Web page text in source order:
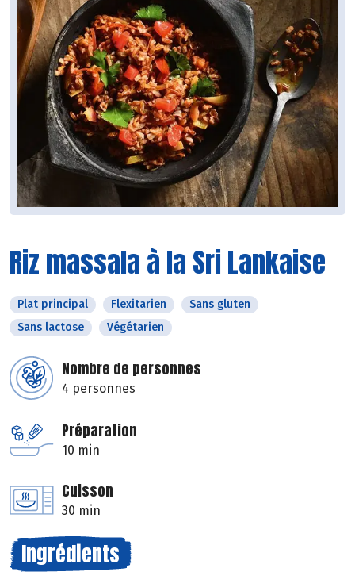
Riz massala à la Sri Lankaise
Plat principal Flexitarien
Sans gluten
Sans lactose
Végétarien
Nombre de personnes
4 personnes
Préparation
10 min
Cuisson
30 min
Ingrédients